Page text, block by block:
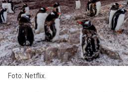
Foto: Netflix.